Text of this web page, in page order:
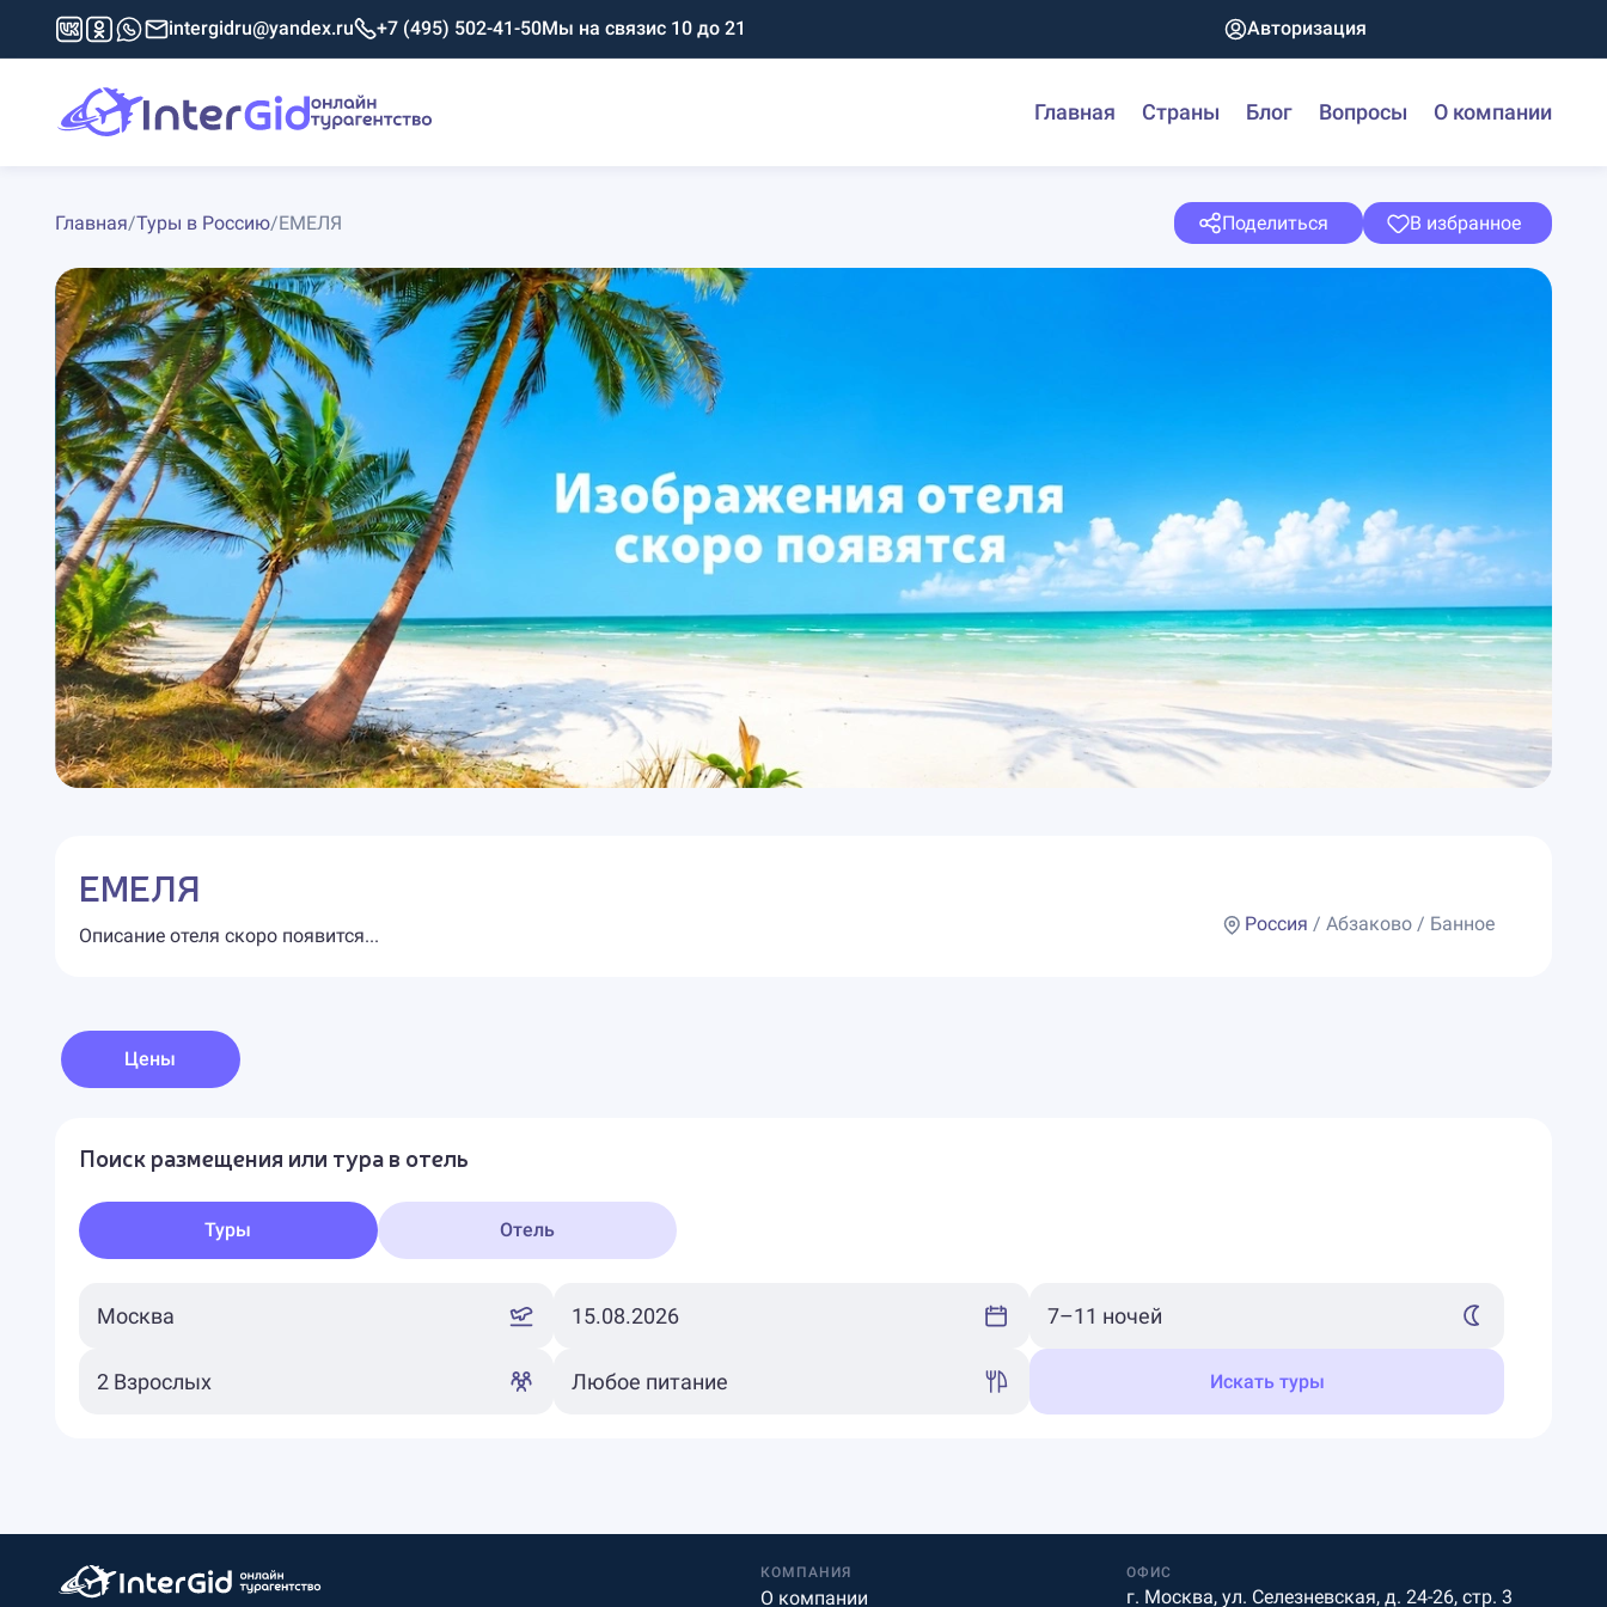
intergidru@yandex.ru +7 (495) 502-41-50Мы на связис 10 до 21 Авторизация
Главная Страны Блог Вопросы О компании
Главная/Туры в Россию/ЕМЕЛЯ Поделиться В избранное
ЕМЕЛЯ
Описание отеля скоро появится...
Россия / Абзаково / Банное
Цены
Поиск размещения или тура в отель
Туры Отель
Искать туры
КОМПАНИЯ
О компании
ОФИС
г. Москва, ул. Селезневская, д. 24-26, стр. 3